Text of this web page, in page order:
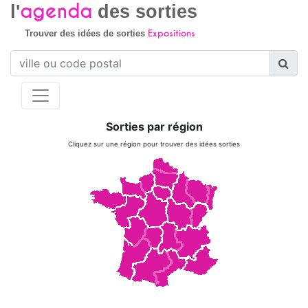
l'agenda des sorties
Trouver des idées de sorties Expositions
Sorties par région
Cliquez sur une région pour trouver des idées sorties